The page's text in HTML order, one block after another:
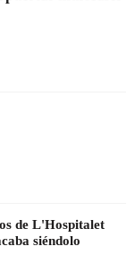
de L'Hospitalet
siéndolo